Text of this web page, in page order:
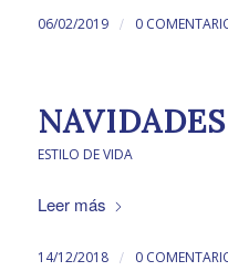
06/02/2019 / 0
ESTILO DE VIDA
Leer más
14/12/2018 / 0